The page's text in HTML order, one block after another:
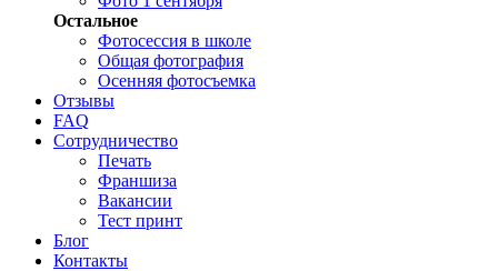
Остальное
Фотосессия в школе
Общая фотография
Осенняя фотосъемка
Отзывы
FAQ
Сотрудничество
Печать
Франшиза
Вакансии
Тест принт
Блог
Контакты